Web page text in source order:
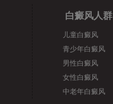
白癜风人群
儿童白癜风
青少年白癜风
男性白癜风
女性白癜风
中老年白癜风